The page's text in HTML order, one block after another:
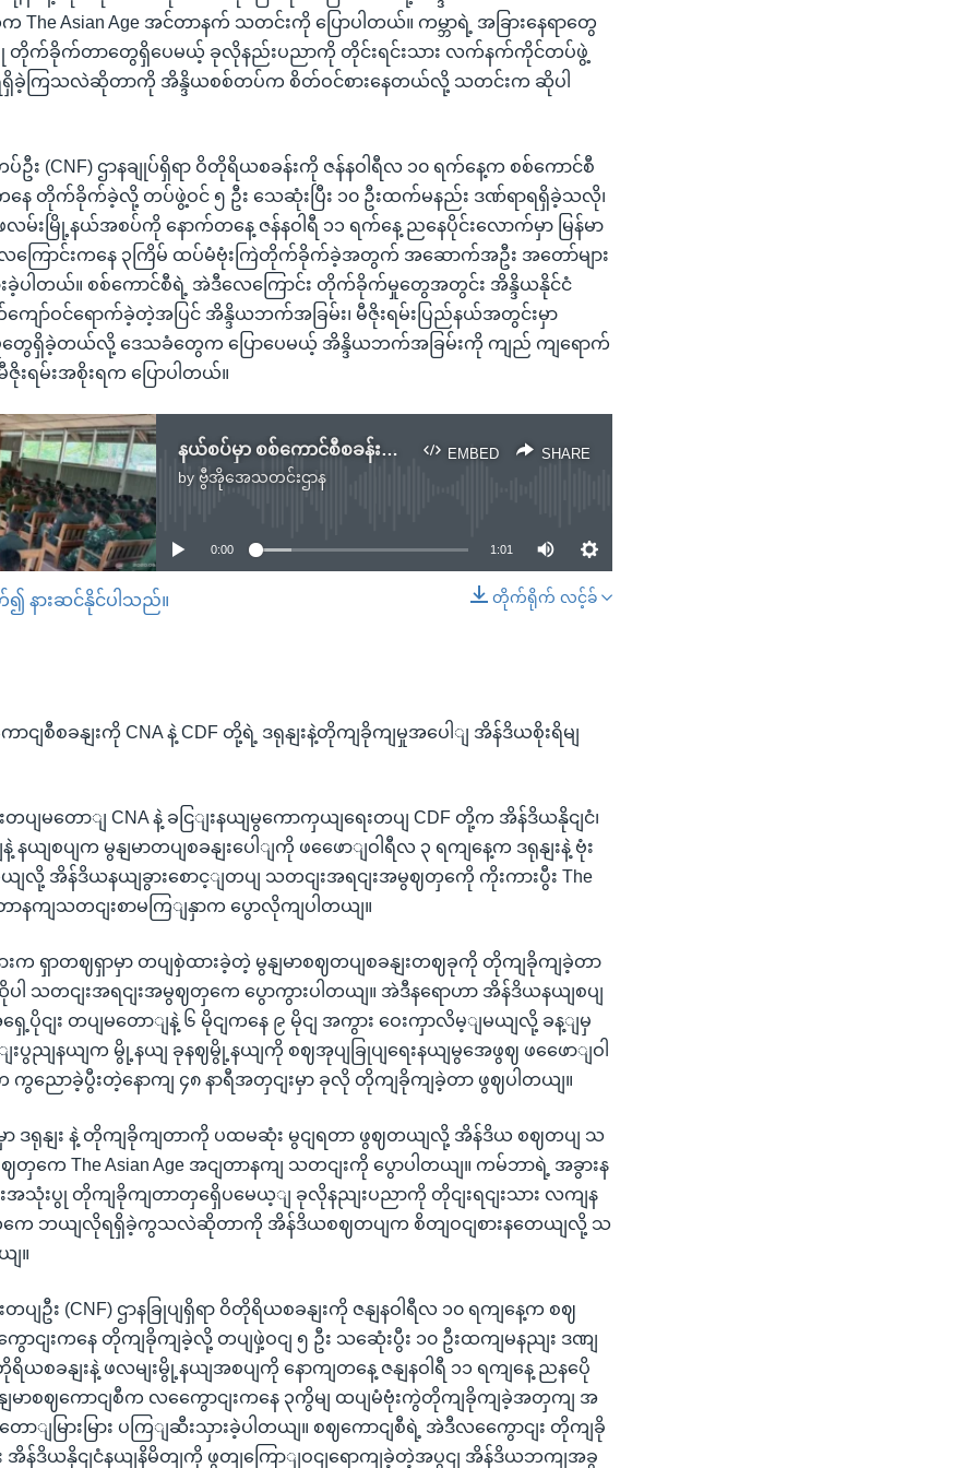
The Asian Age အင်တာနက် သတင်းကို ပြောပါတယ်။ ကမ္ဘာရဲ့ အခြားနေရာတွေ
ြု တိုက်ခိုက်တာတွေရှိပေမယ့် ခုလိုနည်းပညာကို တိုင်းရင်းသား လက်နက်ကိုင်တပ်ဖွဲ့
ကြသလဲဆိုတာကို အိန္ဒိယစစ်တပ်က စိတ်ဝင်စားနေတယ်လို့ သတင်းက ဆိုပါ
ပ်ဦး (CNF) ဌာနချုပ်ရှိရာ ဝိတိုရိယစခန်းကို ဇန်နဝါရီလ ၁၀ ရက်နေ့က စစ်ကောင်စီ
နေ တိုက်ခိုက်ခဲ့လို့ တပ်ဖွဲ့ဝင် ၅ ဦး သေဆုံးပြီး ၁၀ ဦးထက်မနည်း ဒဏ်ရာရရှိခဲ့သလို၊
မ်းမြို့နယ်အစပ်ကို နောက်တနေ့ ဇန်နဝါရီ ၁၁ ရက်နေ့ ညနေပိုင်းလောက်မှာ မြန်မာ
ကြောင်းကနေ ၃ကြိမ် ထပ်မံဗုံးကြဲတိုက်ခိုက်ခဲ့အတွက် အဆောက်အဦး အတော်များ
ားခဲ့ပါတယ်။ စစ်ကောင်စီရဲ့ အဲဒီလေကြောင်း တိုက်ခိုက်မှုတွေအတွင်း အိန္ဒိယနိုင်ငံ
ော်ဝင်ရောက်ခဲ့တဲ့အပြင် အိန္ဒိယဘက်အခြမ်း၊ မီဇိုးရမ်းပြည်နယ်အတွင်းမှာ
ေရှိခဲ့တယ်လို့ ဒေသခံတွေက ပြောပေမယ့် အိန္ဒိယဘက်အခြမ်းကို ကျည် ကျရောက်
ဇိုးရမ်းအစိုးရက ပြောပါတယ်။
EMBED SHARE
နယ်စပ်မှာ စစ်ကောင်စီစခန်းကို CNA နဲ့ CDF တို့ရဲ့ ဒရုန်းနဲ့တိုက်ခိုက်မှုအပေါ် အိန္ဒိယစိုးရိမ်
byဗွီအိုအေသတင်းဌာန
SHARE
No media source currently available
0:00 1:01
တိုက်ရိုက် လင့်ခ်
၍ နားဆင်နိုင်ပါသည်။
ာငျစီစခနျးကို CNA နဲ့ CDF တို့ရဲ့ ဒရုနျးနဲ့တိုကျခိုကျမှုအပေါျ အိန်ဒိယစိုးရိမျ
တပျမတောျ CNA နဲ့ ခငြျးနယျမွကောကှယျရေးတပျ CDF တို့က အိန်ဒိယနိုငျငံ၊
နယျစပျက မွနျမာတပျစခနျးပေါျကို ဖဖေောျဝါရီလ ၃ ရကျနေ့က ဒရုနျးနဲ့ ဗုံး
လို့ အိန်ဒိယနယျခွားစောင့ျတပျ သတငျးအရငျးအမွဈတှကေို ကိုးကားပွီး The
တာနကျသတငျးစာမကြျနှာက ပွောလိုကျပါတယျ။
က ရှာတဈရှာမှာ တပျစှဲထားခဲ့တဲ့ မွနျမာစဈတပျစခနျးတဈခုကို တိုကျခိုကျခဲ့တာ
သတငျးအရငျးအမွဈတှကေ ပွောကွားပါတယျ။ အဲဒီနရောဟာ အိန်ဒိယနယျစပျ
ေ့ပိုငျး တပျမတောျနဲ့ ၆ မိုငျကနေ ၉ မိုငျ အကွား ဝေးကှာလိမ့ျမယျလို့ ခန့ျမှ
ြျးပွညျနယျက မွို့နယျ ခုနဈမွို့နယျကို စဈအုပျခြုပျရေးနယျမွအေဖွဈ ဖဖေောျဝါ
ကွညောခဲ့ပွီးတဲ့နောကျ ၄၈ နာရီအတှငျးမှာ ခုလို တိုကျခိုကျခဲ့တာ ဖွဈပါတယျ။
မှာ ဒရုနျး နဲ့ တိုကျခိုကျတာကို ပထမဆုံး မွငျရတာ ဖွဈတယျလို့ အိန်ဒိယ စဈတပျ သ
တှကေ The Asian Age အငျတာနကျ သတငျးကို ပွောပါတယျ။ ကမ်ဘာရဲ့ အခွားန
းအသုံးပွု တိုကျခိုကျတာတှရှေိပမေယ့ျ ခုလိုနညျးပညာကို တိုငျးရငျးသား လကျန
ကေ ဘယျလိုရရှိခဲ့ကွသလဲဆိုတာကို အိန်ဒိယစဈတပျက စိတျဝငျစားနတေယျလို့ သ
ျ။
တပျဦး (CNF) ဌာနခြုပျရှိရာ ဝိတိုရိယစခနျးကို ဇနျနဝါရီလ ၁၀ ရကျနေ့က စဈ
ာငျးကနေ တိုကျခိုကျခဲ့လို့ တပျဖှဲ့ဝငျ ၅ ဦး သဆေုံးပွီး ၁၀ ဦးထကျမနညျး ဒဏျ
ယစခနျးနဲ့ ဖလမျးမွို့နယျအစပျကို နောကျတနေ့ ဇနျနဝါရီ ၁၁ ရကျနေ့ ညနပေို
နျမာစဈကောငျစီက လကွေောငျးကနေ ၃ကွိမျ ထပျမံဗုံးကွဲတိုကျခိုကျခဲ့အတှကျ အ
ာျမြားမြား ပကြျဆီးသှားခဲ့ပါတယျ။ စဈကောငျစီရဲ့ အဲဒီလကွေောငျး တိုကျခို
အိန်ဒိယနိုငျငံနယျနိမိတျကို ဖွတျကြောျဝငျရောကျခဲ့တဲ့အပွငျ အိန်ဒိယဘကျအခွ